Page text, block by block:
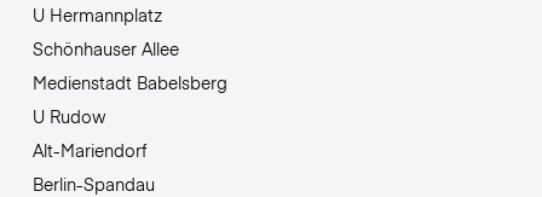
U Hermannplatz
Schönhauser Allee
Medienstadt Babelsberg
U Rudow
Alt-Mariendorf
Berlin-Spandau